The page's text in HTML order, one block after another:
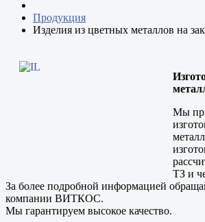
Продукция
Изделия из цветных металлов на
Мы
ТЗ и
За более подробной информацией
компании ВИТКОС.
Мы гарантируем высокое качество.